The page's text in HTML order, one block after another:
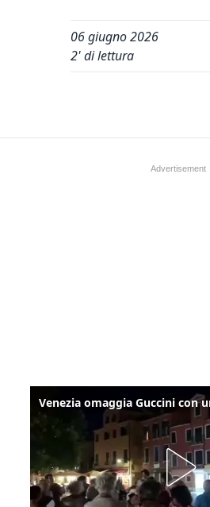
06 giugno 2026
2' di lettura